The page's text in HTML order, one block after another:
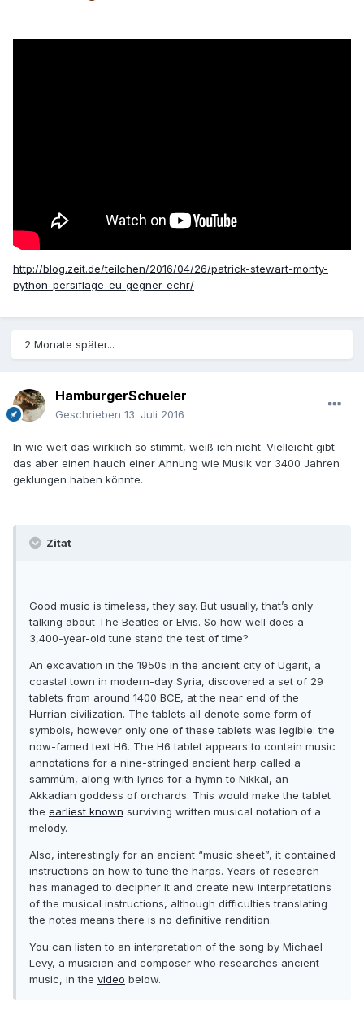
http://blog.zeit.de/teilchen/2016/04/26/patrick-stewart-monty-
python-persiflage-eu-gegner-echr/
2 Monate später...
HamburgerSchueler
Geschrieben 13. Juli 2016
In wie weit das wirklich so stimmt, weiß ich nicht. Vielleicht gibt
das aber einen hauch einer Ahnung wie Musik vor 3400 Jahren
geklungen haben könnte.
Zitat
Good music is timeless, they say. But usually, that’s only
talking about The Beatles or Elvis. So how well does a
3,400-year-old tune stand the test of time?
An excavation in the 1950s in the ancient city of Ugarit, a
coastal town in modern-day Syria, discovered a set of 29
tablets from around 1400 BCE, at the near end of the
Hurrian civilization. The tablets all denote some form of
symbols, however only one of these tablets was legible: the
now-famed text H6. The H6 tablet appears to contain music
annotations for a nine-stringed ancient harp called a
sammûm, along with lyrics for a hymn to Nikkal, an
Akkadian goddess of orchards. This would make the tablet
the earliest known surviving written musical notation of a
melody.
Also, interestingly for an ancient “music sheet”, it contained
instructions on how to tune the harps. Years of research
has managed to decipher it and create new interpretations
of the musical instructions, although difficulties translating
the notes means there is no definitive rendition.
You can listen to an interpretation of the song by Michael
Levy, a musician and composer who researches ancient
music, in the video below.